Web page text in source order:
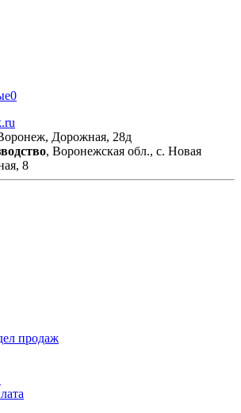
0
Дорожная, 28д
, Воронежская обл., с. Новая
8
продаж